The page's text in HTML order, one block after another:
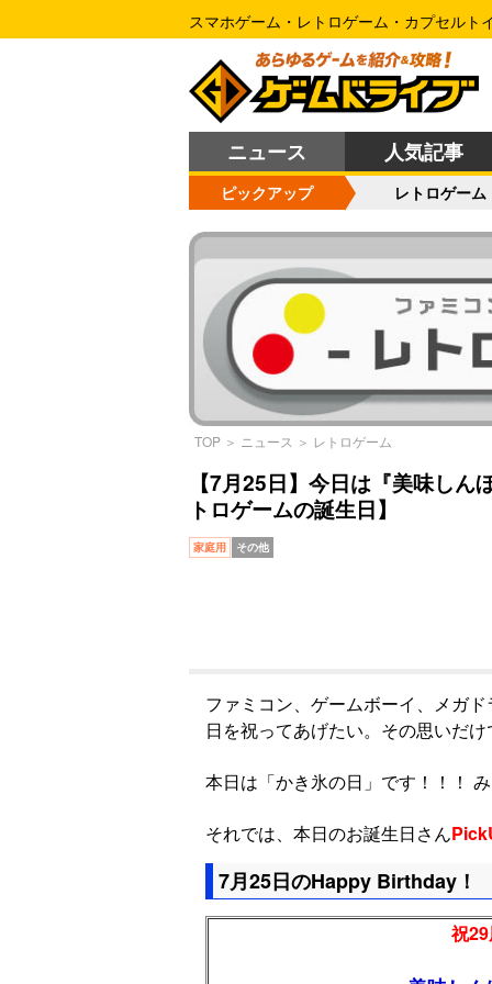
スマホゲーム・レトロゲーム・カプセルト
ニュース 人気記事
ピックアップ レトロゲーム
TOP ＞ ニュース ＞ レトロゲーム
【7月25日】今日は『美味し
トロゲームの誕生日】
家庭用 その他
ファミコン、ゲームボーイ、メガ
日を祝ってあげたい。その思いだ
本日は「かき氷の日」です！！！
それでは、本日のお誕生日さん
7月25日のHappy Birthday！
祝